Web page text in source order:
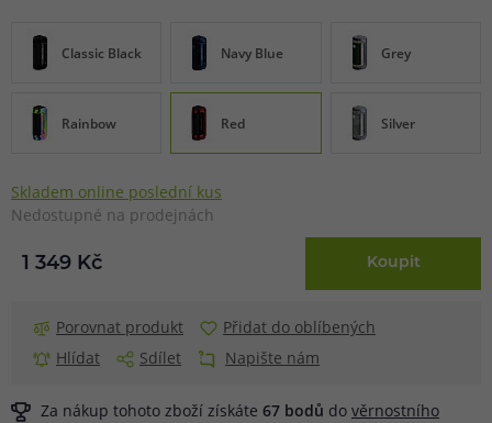
Classic Black Navy Blue Grey
Rainbow Red Silver
Skladem online poslední kus
Nedostupné na prodejnách
1 349 Kč Koupit
Porovnat produkt
Přidat do oblíbených
Hlídat
Sdílet Napište nám
Za nákup tohoto zboží získáte 67 bodů do věrnostního